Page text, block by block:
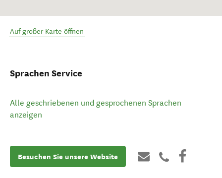
Auf großer Karte öffnen
Sprachen Service
Alle geschriebenen und gesprochenen Sprachen
anzeigen
Besuchen Sie unsere Website